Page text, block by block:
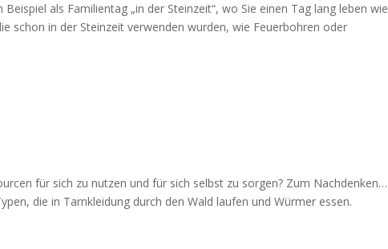
als Familientag „in der Steinzeit“, wo Sie einen Tag lang leben wie
schon in der Steinzeit verwenden wurden, wie Feuerbohren oder
für sich zu nutzen und für sich selbst zu sorgen? Zum Nachdenken…
die in Tarnkleidung durch den Wald laufen und Würmer essen.